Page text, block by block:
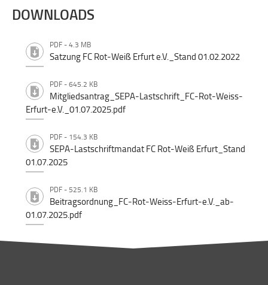
DOWNLOADS
PDF - 4.3 MB
Satzung FC Rot-Weiß Erfurt e.V._Stand 01.02.2022
PDF - 645.2 KB
Mitgliedsantrag_SEPA-Lastschrift_FC-Rot-Weiss-
Erfurt-e.V._01.07.2025.pdf
PDF - 154.3 KB
SEPA-Lastschriftmandat FC Rot-Weiß Erfurt_Stand
01.07.2025
PDF - 525.1 KB
Beitragsordnung_FC-Rot-Weiss-Erfurt-e.V._ab-
01.07.2025.pdf